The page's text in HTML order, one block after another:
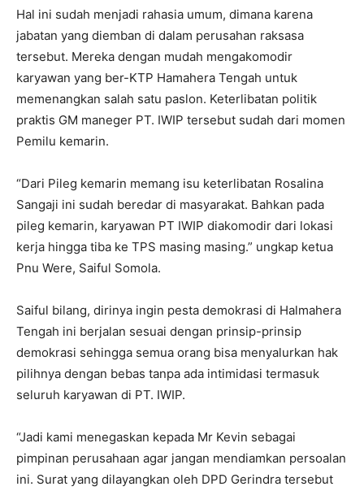
Hal ini sudah menjadi rahasia umum, dimana karena
jabatan yang diemban di dalam perusahan raksasa
tersebut. Mereka dengan mudah mengakomodir
karyawan yang ber-KTP Hamahera Tengah untuk
memenangkan salah satu paslon. Keterlibatan politik
praktis GM maneger PT. IWIP tersebut sudah dari momen
Pemilu kemarin.
“Dari Pileg kemarin memang isu keterlibatan Rosalina
Sangaji ini sudah beredar di masyarakat. Bahkan pada
pileg kemarin, karyawan PT IWIP diakomodir dari lokasi
kerja hingga tiba ke TPS masing masing.” ungkap ketua
Pnu Were, Saiful Somola.
Saiful bilang, dirinya ingin pesta demokrasi di Halmahera
Tengah ini berjalan sesuai dengan prinsip-prinsip
demokrasi sehingga semua orang bisa menyalurkan hak
pilihnya dengan bebas tanpa ada intimidasi termasuk
seluruh karyawan di PT. IWIP.
“Jadi kami menegaskan kepada Mr Kevin sebagai
pimpinan perusahaan agar jangan mendiamkan persoalan
ini. Surat yang dilayangkan oleh DPD Gerindra tersebut